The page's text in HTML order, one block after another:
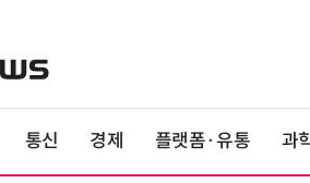
통신 경제 플랫폼·유통 과